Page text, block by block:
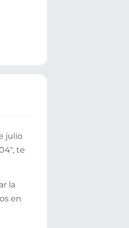
julio
te
la
en